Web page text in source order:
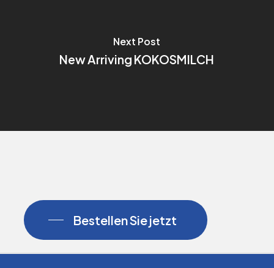
Next Post
New Arriving KOKOSMILCH
Bestellen Sie jetzt